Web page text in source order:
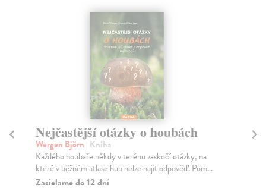
Nejčastější otázky o houbách
Wergen Björn | Kniha
Každého houbaře někdy v terénu zaskočí otázky, na
které v běžném atlase hub nelze najít odpověď. Pom...
Zasielame do 12 dní